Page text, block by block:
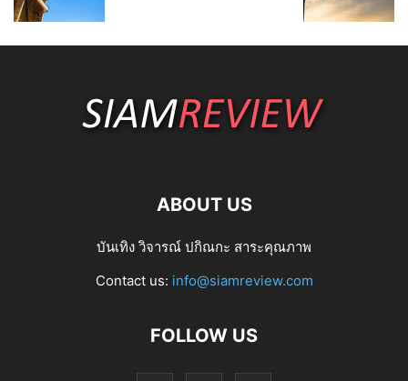
ABOUT US
บันเทิง วิจารณ์ ปกิณกะ สาระคุณภาพ
Contact us: info@siamreview.com
FOLLOW US